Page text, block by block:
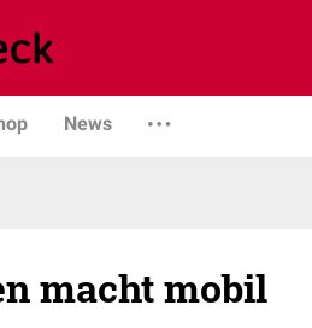
News
macht mobil